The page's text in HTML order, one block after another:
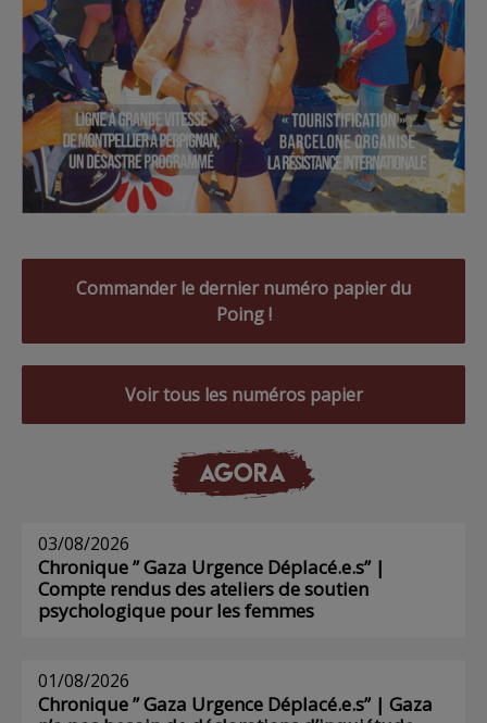
Commander le dernier numéro papier du
Poing !
Voir tous les numéros papier
AGORA
03/08/2026
Chronique ” Gaza Urgence Déplacé.e.s” |
Compte rendus des ateliers de soutien
psychologique pour les femmes
01/08/2026
Chronique ” Gaza Urgence Déplacé.e.s” | Gaza